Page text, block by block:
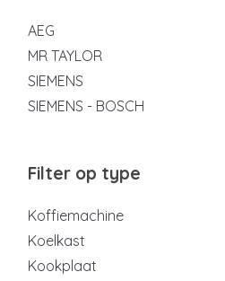
AEG
MR TAYLOR
SIEMENS
SIEMENS - BOSCH
Filter op type
Koffiemachine
Koelkast
Kookplaat